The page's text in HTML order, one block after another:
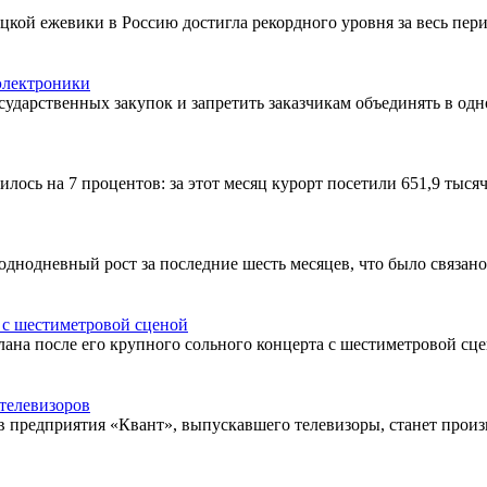
ежевики в Россию достигла рекордного уровня за весь
закупок и запретить заказчикам объединять в
на 7 процентов: за этот месяц курорт посетили 651,9
рост за последние шесть месяцев, что было
шестиметровой сценой
после его крупного сольного концерта с шестиметровой
«Квант», выпускавшего телевизоры, станет